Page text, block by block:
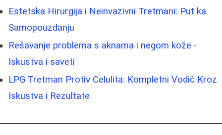
Estetska Hirurgija i Neinvazivni Tretmani: Put ka
Samopouzdanju
Rešavanje problema s aknama i negom kože -
Iskustva i saveti
LPG Tretman Protiv Celulita: Kompletni Vodič Kroz
Iskustva i Rezultate